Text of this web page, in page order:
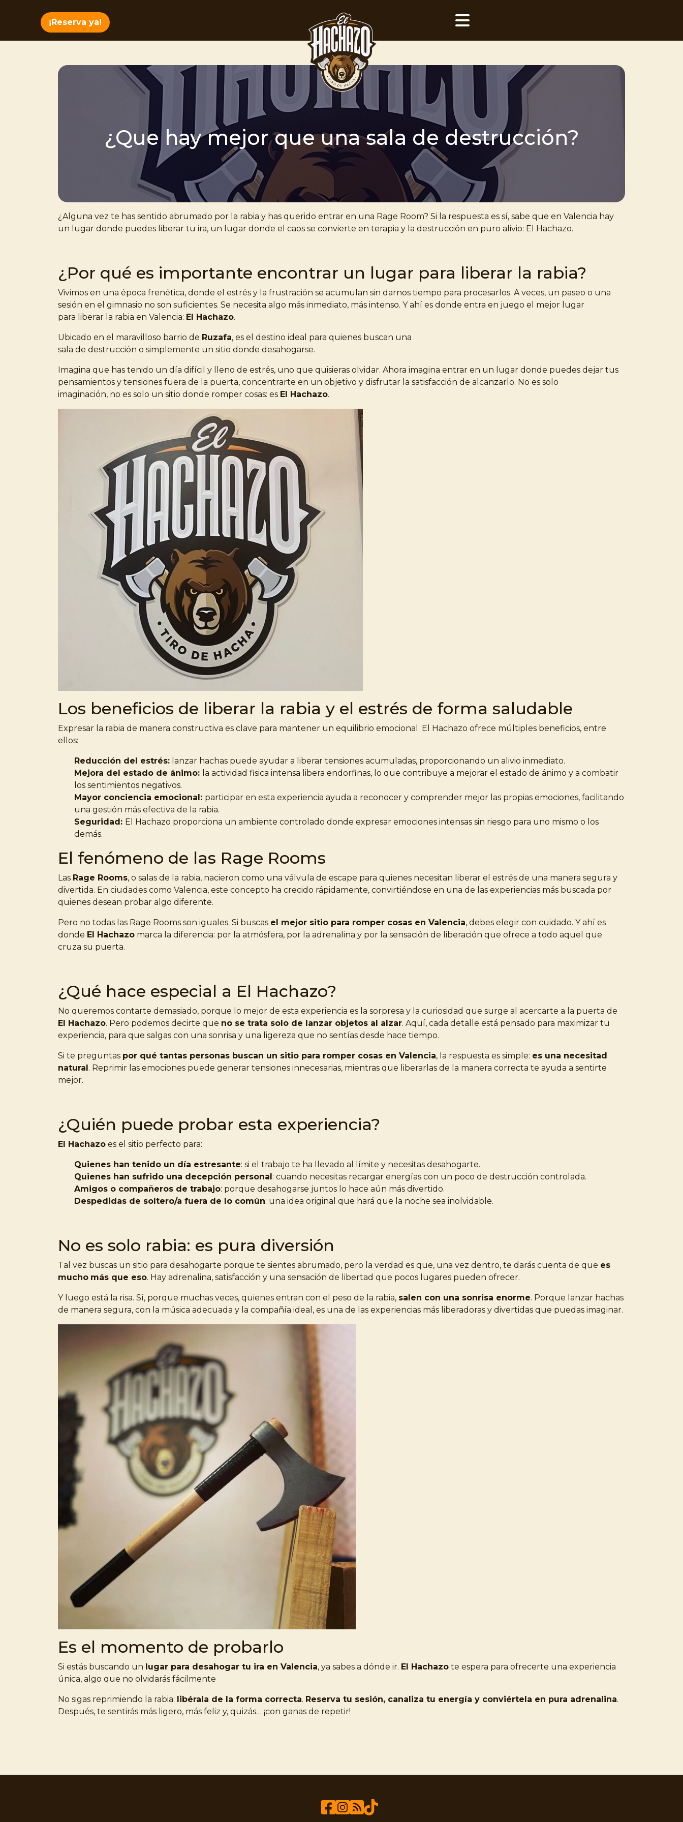
¡Reserva ya!
¿Que hay mejor que una sala de destrucción?
¿Alguna vez te has sentido abrumado por la rabia y has querido entrar en una Rage Room? Si la respuesta es sí, sabe que en Valencia hay
un lugar donde puedes liberar tu ira, un lugar donde el caos se convierte en terapia y la destrucción en puro alivio: El Hachazo.
¿Por qué es importante encontrar un lugar para liberar la rabia?
Vivimos en una época frenética, donde el estrés y la frustración se acumulan sin darnos tiempo para procesarlos. A veces, un paseo o una
sesión en el gimnasio no son suficientes. Se necesita algo más inmediato, más intenso. Y ahí es donde entra en juego el mejor lugar
para liberar la rabia en Valencia: El Hachazo.
Ubicado en el maravilloso barrio de Ruzafa, es el destino ideal para quienes buscan una
sala de destrucción o simplemente un sitio donde desahogarse.
Imagina que has tenido un día difícil y lleno de estrés, uno que quisieras olvidar. Ahora imagina entrar en un lugar donde puedes dejar tus
pensamientos y tensiones fuera de la puerta, concentrarte en un objetivo y disfrutar la satisfacción de alcanzarlo. No es solo
imaginación, no es solo un sitio donde romper cosas: es El Hachazo.
Los beneficios de liberar la rabia y el estrés de forma saludable
Expresar la rabia de manera constructiva es clave para mantener un equilibrio emocional. El Hachazo ofrece múltiples beneficios, entre
ellos:
Reducción del estrés: lanzar hachas puede ayudar a liberar tensiones acumuladas, proporcionando un alivio inmediato.
Mejora del estado de ánimo: la actividad fisica intensa libera endorfinas, lo que contribuye a mejorar el estado de ánimo y a combatir
los sentimientos negativos.
Mayor conciencia emocional: participar en esta experiencia ayuda a reconocer y comprender mejor las propias emociones, facilitando
una gestión más efectiva de la rabia.
Seguridad: El Hachazo proporciona un ambiente controlado donde expresar emociones intensas sin riesgo para uno mismo o los
demás.
El fenómeno de las Rage Rooms
Las Rage Rooms, o salas de la rabia, nacieron como una válvula de escape para quienes necesitan liberar el estrés de una manera segura y
divertida. En ciudades como Valencia, este concepto ha crecido rápidamente, convirtiéndose en una de las experiencias más buscada por
quienes desean probar algo diferente.
Pero no todas las Rage Rooms son iguales. Si buscas el mejor sitio para romper cosas en Valencia, debes elegir con cuidado. Y ahí es
donde El Hachazo marca la diferencia: por la atmósfera, por la adrenalina y por la sensación de liberación que ofrece a todo aquel que
cruza su puerta.
¿Qué hace especial a El Hachazo?
No queremos contarte demasiado, porque lo mejor de esta experiencia es la sorpresa y la curiosidad que surge al acercarte a la puerta de
El Hachazo. Pero podemos decirte que no se trata solo de lanzar objetos al alzar. Aquí, cada detalle está pensado para maximizar tu
experiencia, para que salgas con una sonrisa y una ligereza que no sentías desde hace tiempo.
Si te preguntas por qué tantas personas buscan un sitio para romper cosas en Valencia, la respuesta es simple: es una necesitad
natural. Reprimir las emociones puede generar tensiones innecesarias, mientras que liberarlas de la manera correcta te ayuda a sentirte
mejor.
¿Quién puede probar esta experiencia?
El Hachazo es el sitio perfecto para:
Quienes han tenido un día estresante: si el trabajo te ha llevado al límite y necesitas desahogarte.
Quienes han sufrido una decepción personal: cuando necesitas recargar energías con un poco de destrucción controlada.
Amigos o compañeros de trabajo: porque desahogarse juntos lo hace aún más divertido.
Despedidas de soltero/a fuera de lo común: una idea original que hará que la noche sea inolvidable.
No es solo rabia: es pura diversión
Tal vez buscas un sitio para desahogarte porque te sientes abrumado, pero la verdad es que, una vez dentro, te darás cuenta de que es
mucho más que eso. Hay adrenalina, satisfacción y una sensación de libertad que pocos lugares pueden ofrecer.
Y luego está la risa. Sí, porque muchas veces, quienes entran con el peso de la rabia, salen con una sonrisa enorme. Porque lanzar hachas
de manera segura, con la música adecuada y la compañía ideal, es una de las experiencias más liberadoras y divertidas que puedas imaginar.
Es el momento de probarlo
Si estás buscando un lugar para desahogar tu ira en Valencia, ya sabes a dónde ir. El Hachazo te espera para ofrecerte una experiencia
única, algo que no olvidarás fácilmente
No sigas reprimiendo la rabia: libérala de la forma correcta. Reserva tu sesión, canaliza tu energía y conviértela en pura adrenalina.
Después, te sentirás más ligero, más feliz y, quizás… ¡con ganas de repetir!